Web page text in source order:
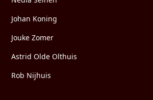
Johan Koning
Jouke Zomer
Astrid Olde Olthuis
Rob Nijhuis